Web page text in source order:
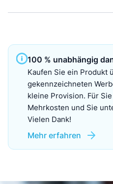
100 % unabhängig
Kaufen Sie ein Produkt
gekennzeichneten
kleine Provision. Für
Mehrkosten und Sie
Vielen Dank!
Mehr erfahren